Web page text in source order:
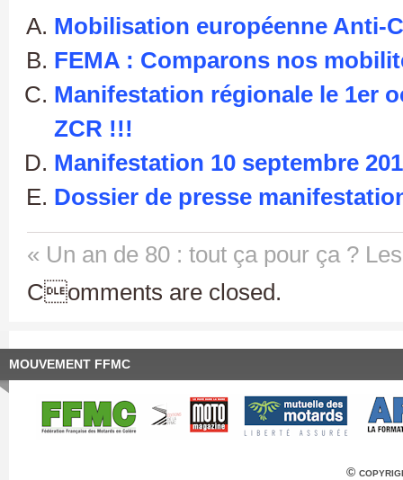
Mobilisation européenne Anti-
FEMA : Comparons nos
Manifestation régionale le 1er
ZCR !!!
Manifestation 10 septembre
Dossier de presse
« Un an de 80 : tout ça pour ça ?
Comments are closed.
MOUVEMENT FFMC
©